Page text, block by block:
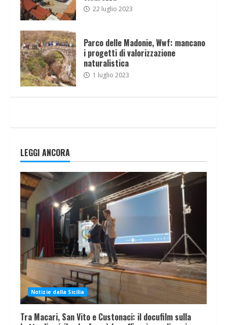
22 luglio 2023
Parco delle Madonie, Wwf: mancano
i progetti di valorizzazione
naturalistica
1 luglio 2023
LEGGI ANCORA
Notizie dalla Sicilia
Tra Macari, San Vito e Custonaci: il docufilm sulla